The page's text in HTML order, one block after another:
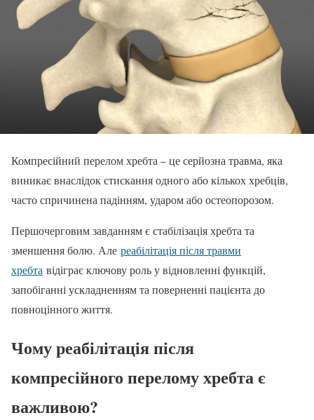
Компресійний перелом хребта – це серйозна травма, яка
виникає внаслідок стискання одного або кількох хребців,
часто спричинена падінням, ударом або остеопорозом.
Першочерговим завданням є стабілізація хребта та
зменшення болю. Але реабілітація після травми
хребта відіграє ключову роль у відновленні функцій,
запобіганні ускладненням та поверненні пацієнта до
повноцінного життя.
Чому реабілітація після
компресійного перелому хребта є
важливою?